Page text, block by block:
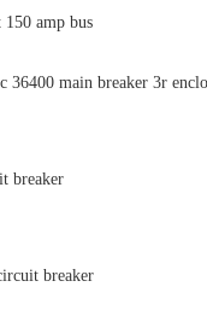
amp bus
36400 main breaker 3r
breaker
breaker